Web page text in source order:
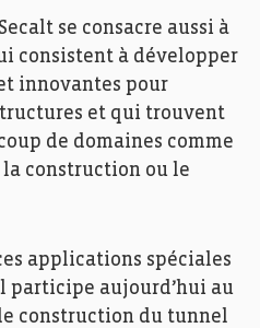
se consacre aussi à
consistent à développer
innovantes pour
et qui trouvent
de domaines comme
la construction ou le
applications spéciales
participe aujourd’hui au
construction du tunnel